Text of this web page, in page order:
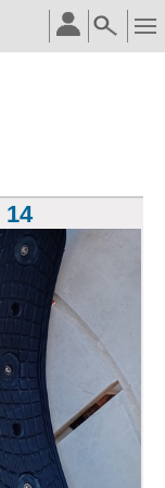
14